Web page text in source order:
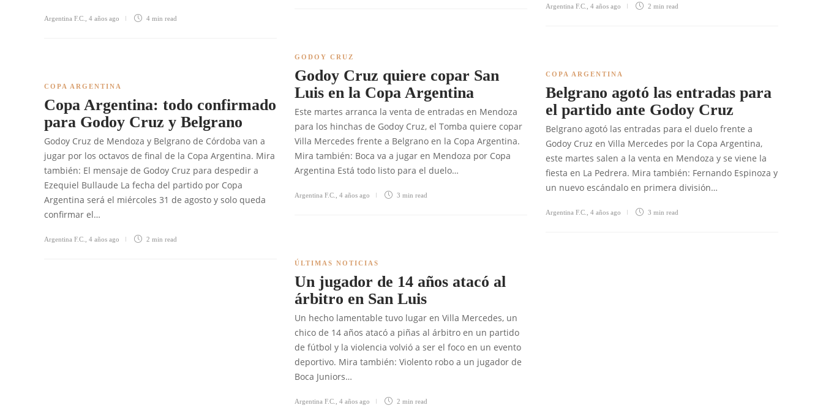
Argentina F.C. 4 años ago 4 min read
Argentina F.C. 4 años ago 2 min read
GODOY CRUZ
Godoy Cruz quiere copar San
Luis en la Copa Argentina
Este martes arranca la venta de entradas en Mendoza
para los hinchas de Godoy Cruz, el Tomba quiere copar
Villa Mercedes frente a Belgrano en la Copa Argentina.
Mira también: Boca va a jugar en Mendoza por Copa
Argentina Está todo listo para el duelo…
Argentina F.C. 4 años ago 3 min read
COPA ARGENTINA
Belgrano agotó las entradas para
el partido ante Godoy Cruz
Belgrano agotó las entradas para el duelo frente a
Godoy Cruz en Villa Mercedes por la Copa Argentina,
este martes salen a la venta en Mendoza y se viene la
fiesta en La Pedrera. Mira también: Fernando Espinoza y
un nuevo escándalo en primera división…
Argentina F.C. 4 años ago 3 min read
COPA ARGENTINA
Copa Argentina: todo confirmado
para Godoy Cruz y Belgrano
Godoy Cruz de Mendoza y Belgrano de Córdoba van a
jugar por los octavos de final de la Copa Argentina. Mira
también: El mensaje de Godoy Cruz para despedir a
Ezequiel Bullaude La fecha del partido por Copa
Argentina será el miércoles 31 de agosto y solo queda
confirmar el…
Argentina F.C. 4 años ago 2 min read
ÚLTIMAS NOTICIAS
Un jugador de 14 años atacó al
árbitro en San Luis
Un hecho lamentable tuvo lugar en Villa Mercedes, un
chico de 14 años atacó a piñas al árbitro en un partido
de fútbol y la violencia volvió a ser el foco en un evento
deportivo. Mira también: Violento robo a un jugador de
Boca Juniors…
Argentina F.C. 4 años ago 2 min read